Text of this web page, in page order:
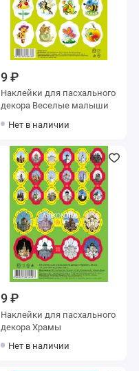
9 ₽
Наклейки для пасхального
декора Веселые малыши
Нет в наличии
9 ₽
Наклейки для пасхального
декора Храмы
Нет в наличии